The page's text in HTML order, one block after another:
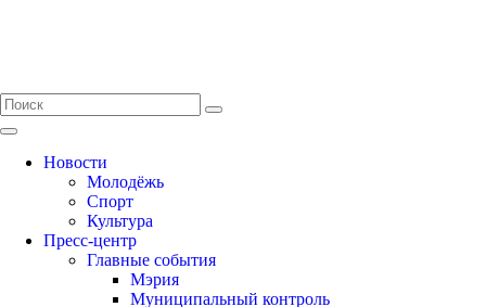
Новости
Молодёжь
Спорт
Культура
Пресс-центр
Главные события
Мэрия
Муниципальный контроль